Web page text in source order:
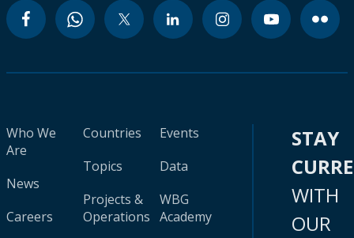
Who We
Are
News
Careers
Countries
Topics
Projects &
Operations
Events
Data
WBG
Academy
STAY
WITH
OUR